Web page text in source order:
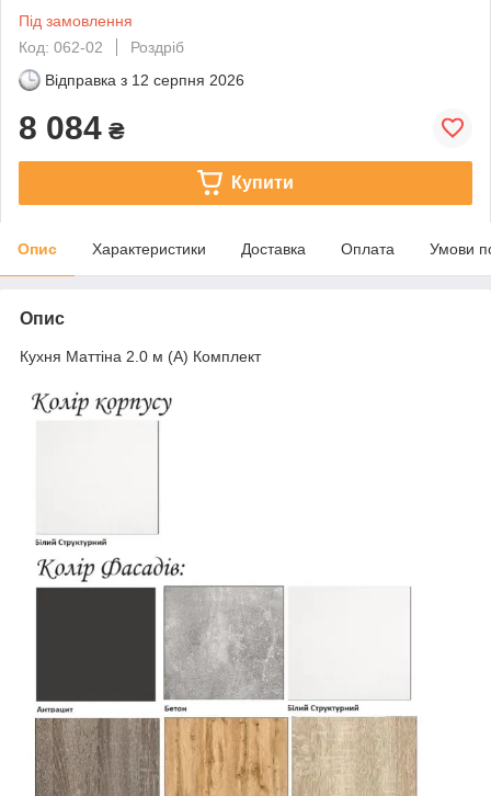
Під замовлення
Код: 062-02
Роздріб
Відправка з 12 серпня 2026
8 084 ₴
Купити
Опис Характеристики Доставка Оплата Умови
Опис
Кухня Маттіна 2.0 м (А) Комплект